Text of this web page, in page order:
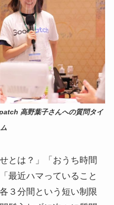
高野葉子さんへの質問タイ
ム
とは？」「おうち時間
最近ハマっていること
３分間という短い制限